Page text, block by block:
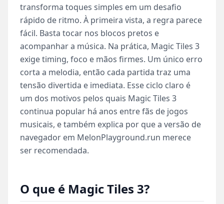
transforma toques simples em um desafio
rápido de ritmo. À primeira vista, a regra parece
fácil. Basta tocar nos blocos pretos e
acompanhar a música. Na prática, Magic Tiles 3
exige timing, foco e mãos firmes. Um único erro
corta a melodia, então cada partida traz uma
tensão divertida e imediata. Esse ciclo claro é
um dos motivos pelos quais Magic Tiles 3
continua popular há anos entre fãs de jogos
musicais, e também explica por que a versão de
navegador em MelonPlayground.run merece
ser recomendada.
O que é Magic Tiles 3?